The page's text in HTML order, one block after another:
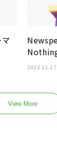
2023.11.17
View More